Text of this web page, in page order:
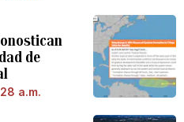
de
a.m.